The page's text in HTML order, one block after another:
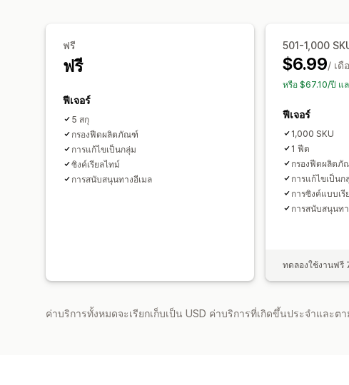
ฟรี
ฟรี
ฟีเจอร์
5 สกุ
กรองฟีดผลิตภัณฑ์
การแก้ไขเป็นกลุ่ม
ซิงค์เรียลไทม์
การสนับสนุนทางอีเมล
501-1,000
$6.99/ เดื
หรือ $67.10/ปี แ
ฟีเจอร์
1,000 SKU
1 ฟีด
กรองฟีดผลิตภั
การแก้ไขเป็นก
การซิงค์แบบเรี
การสนับสนุนทา
ทดลองใช้งานฟรี
ค่าบริการทั้งหมดจะเรียกเก็บเป็น USD ค่าบริการที่เกิดขึ้นประจำและต